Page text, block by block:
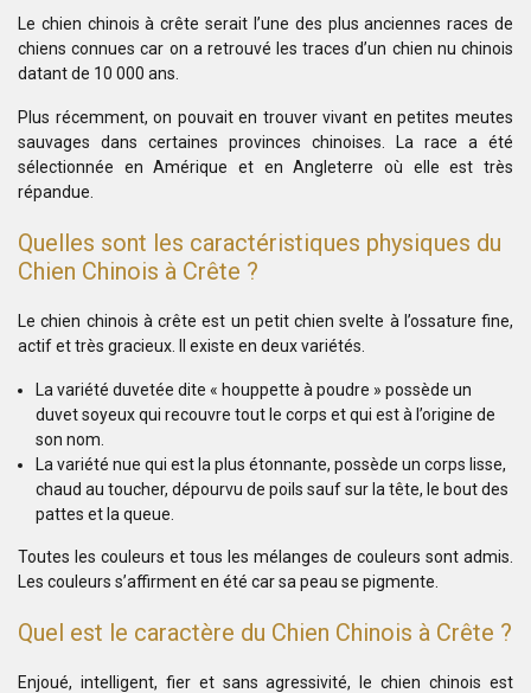
Le chien chinois à crête serait l’une des plus anciennes races de
chiens connues car on a retrouvé les traces d’un chien nu chinois
datant de 10 000 ans.
Plus récemment, on pouvait en trouver vivant en petites meutes
sauvages dans certaines provinces chinoises. La race a été
sélectionnée en Amérique et en Angleterre où elle est très
répandue.
Quelles sont les caractéristiques physiques du
Chien Chinois à Crête ?
Le chien chinois à crête est un petit chien svelte à l’ossature fine,
actif et très gracieux. Il existe en deux variétés.
La variété duvetée dite « houppette à poudre » possède un
duvet soyeux qui recouvre tout le corps et qui est à l’origine de
son nom.
La variété nue qui est la plus étonnante, possède un corps lisse,
chaud au toucher, dépourvu de poils sauf sur la tête, le bout des
pattes et la queue.
Toutes les couleurs et tous les mélanges de couleurs sont admis.
Les couleurs s’affirment en été car sa peau se pigmente.
Quel est le caractère du Chien Chinois à Crête ?
Enjoué, intelligent, fier et sans agressivité, le chien chinois est